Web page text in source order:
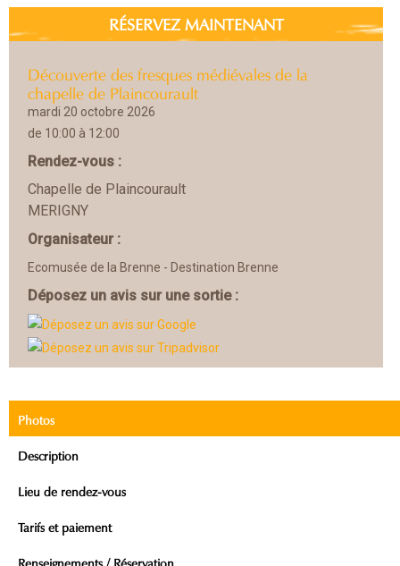
RÉSERVEZ MAINTENANT
Découverte des fresques médiévales de la
chapelle de Plaincourault
mardi 20 octobre 2026
de 10:00 à 12:00
Rendez-vous :
Chapelle de Plaincourault
MERIGNY
Organisateur :
Ecomusée de la Brenne - Destination Brenne
Déposez un avis sur une sortie :
Photos
Description
Lieu de rendez-vous
Tarifs et paiement
Renseignements / Réservation